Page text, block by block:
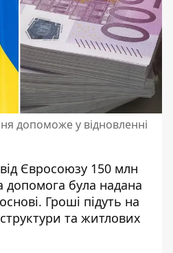
допоможе у відновленні
Євросоюзу 150 млн
допомога була надана
Гроші підуть на
та житлових